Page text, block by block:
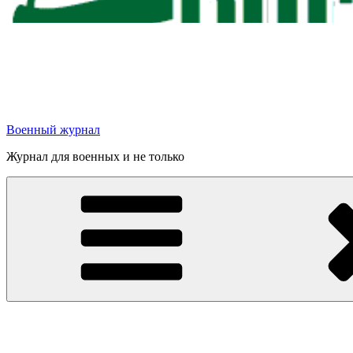
Военный журнал
Журнал для военных и не только